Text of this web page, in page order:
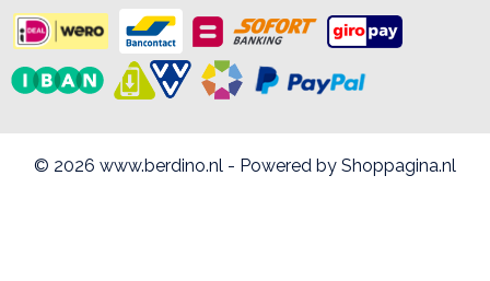
© 2026 www.berdino.nl - Powered by Shoppagina.nl